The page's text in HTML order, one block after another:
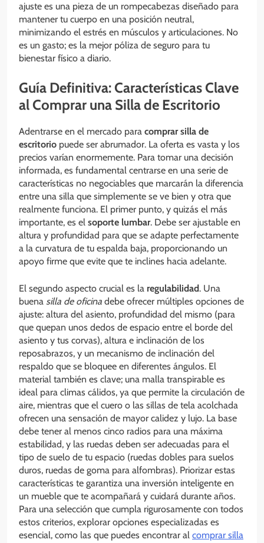
ajuste es una pieza de un rompecabezas diseñado para
mantener tu cuerpo en una posición neutral,
minimizando el estrés en músculos y articulaciones. No
es un gasto; es la mejor póliza de seguro para tu
bienestar físico a diario.
Guía Definitiva: Características Clave
al Comprar una Silla de Escritorio
Adentrarse en el mercado para comprar silla de
escritorio puede ser abrumador. La oferta es vasta y los
precios varían enormemente. Para tomar una decisión
informada, es fundamental centrarse en una serie de
características no negociables que marcarán la diferencia
entre una silla que simplemente se ve bien y otra que
realmente funciona. El primer punto, y quizás el más
importante, es el soporte lumbar. Debe ser ajustable en
altura y profundidad para que se adapte perfectamente
a la curvatura de tu espalda baja, proporcionando un
apoyo firme que evite que te inclines hacia adelante.
El segundo aspecto crucial es la regulabilidad. Una
buena silla de oficina debe ofrecer múltiples opciones de
ajuste: altura del asiento, profundidad del mismo (para
que quepan unos dedos de espacio entre el borde del
asiento y tus corvas), altura e inclinación de los
reposabrazos, y un mecanismo de inclinación del
respaldo que se bloquee en diferentes ángulos. El
material también es clave; una malla transpirable es
ideal para climas cálidos, ya que permite la circulación de
aire, mientras que el cuero o las sillas de tela acolchada
ofrecen una sensación de mayor calidez y lujo. La base
debe tener al menos cinco radios para una máxima
estabilidad, y las ruedas deben ser adecuadas para el
tipo de suelo de tu espacio (ruedas dobles para suelos
duros, ruedas de goma para alfombras). Priorizar estas
características te garantiza una inversión inteligente en
un mueble que te acompañará y cuidará durante años.
Para una selección que cumpla rigurosamente con todos
estos criterios, explorar opciones especializadas es
esencial, como las que puedes encontrar al comprar silla